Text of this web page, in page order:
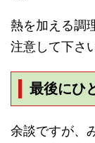
熱を加える調
注意して下さ
最後に
余談ですが、